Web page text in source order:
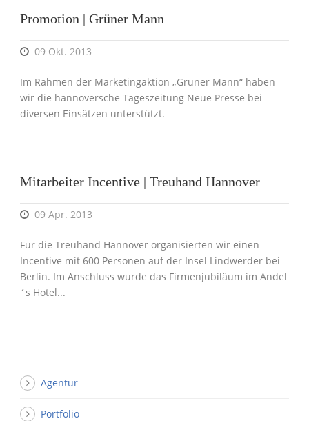
Promotion | Grüner Mann
09 Okt. 2013
Im Rahmen der Marketingaktion „Grüner Mann“ haben
wir die hannoversche Tageszeitung Neue Presse bei
diversen Einsätzen unterstützt.
Mitarbeiter Incentive | Treuhand Hannover
09 Apr. 2013
Für die Treuhand Hannover organisierten wir einen
Incentive mit 600 Personen auf der Insel Lindwerder bei
Berlin. Im Anschluss wurde das Firmenjubiläum im Andel
´s Hotel...
Agentur
Portfolio